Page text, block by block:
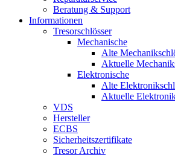
Beratung & Support
Informationen
Tresorschlösser
Mechanische
Alte
Aktuelle
Elektronische
Alte
Aktuelle
VDS
Hersteller
ECBS
Sicherheitszertifikate
Tresor Archiv